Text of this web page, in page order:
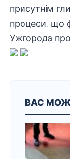
присутнім
процеси, що
Ужгорода
ВАС